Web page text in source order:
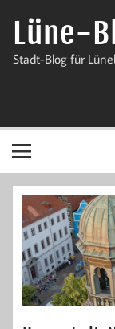
InhaltLüne-
Stadt-Blog für